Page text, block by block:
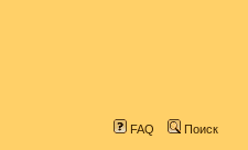
FAQ Поиск